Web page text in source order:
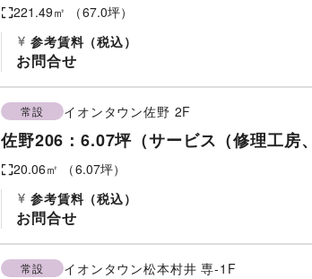
221.49㎡ （67.0坪）
参考賃料（税込）
お問合せ
常設 イオンタウン佐野 2F
佐野206：6.07坪（サービス（修理工房
20.06㎡ （6.07坪）
参考賃料（税込）
お問合せ
常設 イオンタウン松本村井 専-1F